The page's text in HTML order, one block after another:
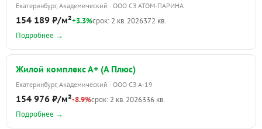
Екатеринбург, Академический · ООО СЗ АТОМ-ПАРИНА
154 189 ₽/м²+3.3%срок: 2 кв. 2026372 кв.
Подробнее →
Жилой комплекс А+ (А Плюс)
Екатеринбург, Академический · ООО СЗ А-19
154 976 ₽/м²-8.9%срок: 2 кв. 2026336 кв.
Подробнее →